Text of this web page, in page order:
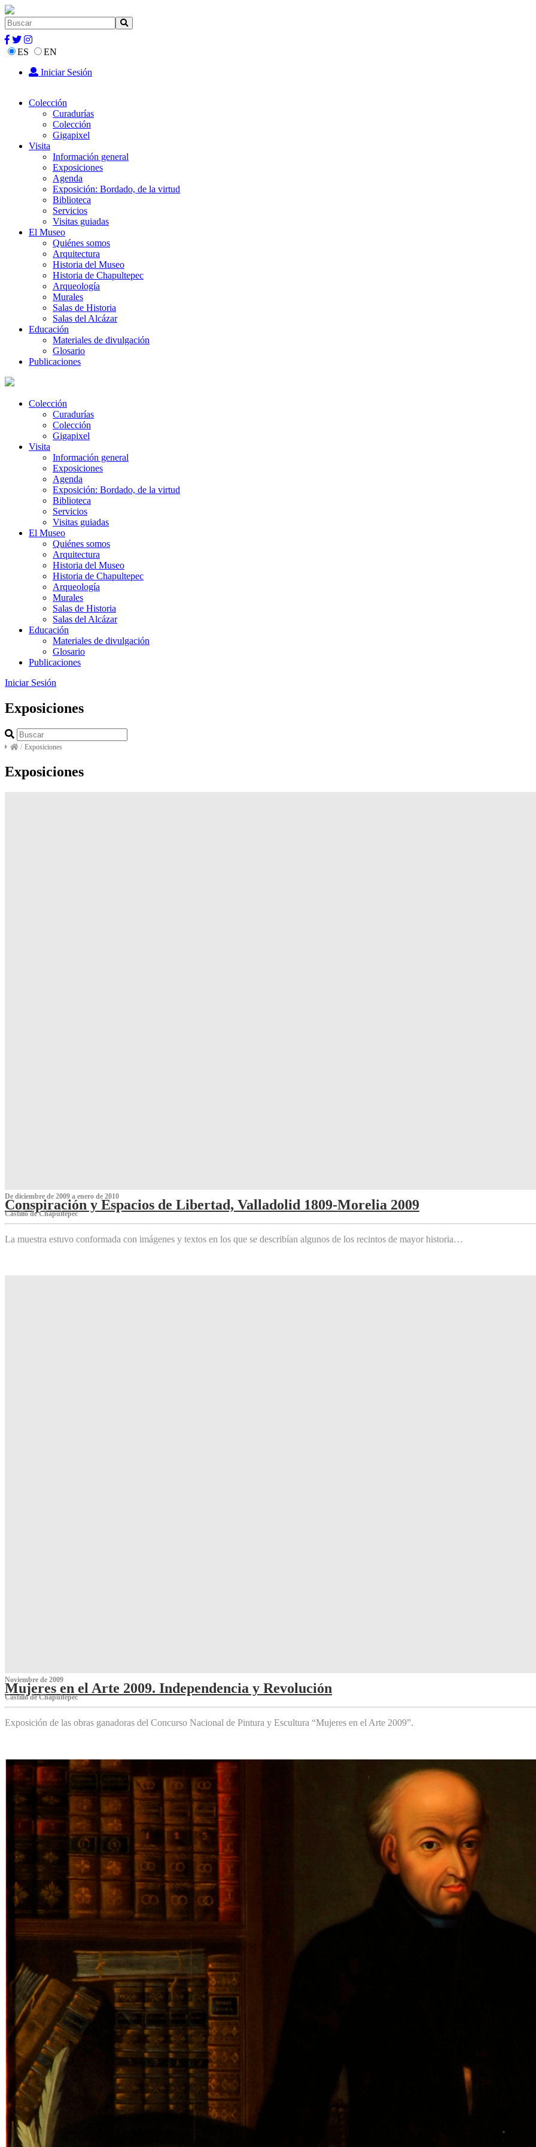
ES
EN
Iniciar Sesión
Colección
Curadurías
Colección
Gigapixel
Visita
Información general
Exposiciones
Agenda
Exposición: Bordado, de la virtud
Biblioteca
Servicios
Visitas guiadas
El Museo
Quiénes somos
Arquitectura
Historia del Museo
Historia de Chapultepec
Arqueología
Murales
Salas de Historia
Salas del Alcázar
Educación
Materiales de divulgación
Glosario
Publicaciones
Colección
Curadurías
Colección
Gigapixel
Visita
Información general
Exposiciones
Agenda
Exposición: Bordado, de la virtud
Biblioteca
Servicios
Visitas guiadas
El Museo
Quiénes somos
Arquitectura
Historia del Museo
Historia de Chapultepec
Arqueología
Murales
Salas de Historia
Salas del Alcázar
Educación
Materiales de divulgación
Glosario
Publicaciones
Iniciar Sesión
Exposiciones
/ Exposiciones
Exposiciones
De diciembre de 2009 a enero de 2010
Conspiración y Espacios de Libertad, Valladolid 1809-Morelia 2009
Castillo de Chapultepec
La muestra estuvo conformada con imágenes y textos en los que se describían algunos de los recintos de mayor historia…
Noviembre de 2009
Mujeres en el Arte 2009. Independencia y Revolución
Castillo de Chapultepec
Exposición de las obras ganadoras del Concurso Nacional de Pintura y Escultura “Mujeres en el Arte 2009”.